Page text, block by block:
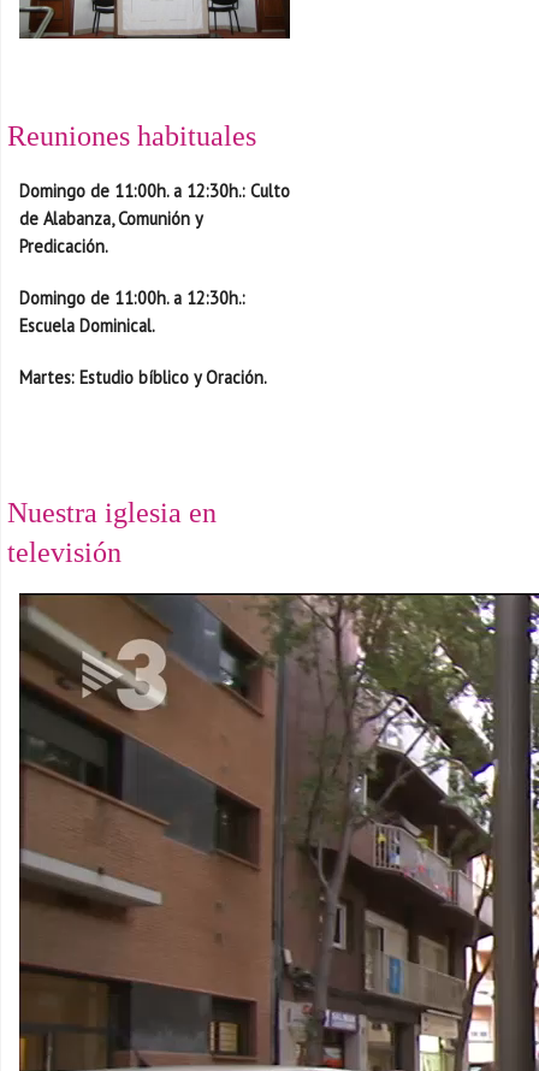
Reuniones habituales
Domingo de 11:00h. a 12:30h.: Culto
de Alabanza, Comunión y
Predicación.
Domingo de 11:00h. a 12:30h.:
Escuela Dominical.
Martes: Estudio bíblico y Oración.
Nuestra iglesia en
televisión